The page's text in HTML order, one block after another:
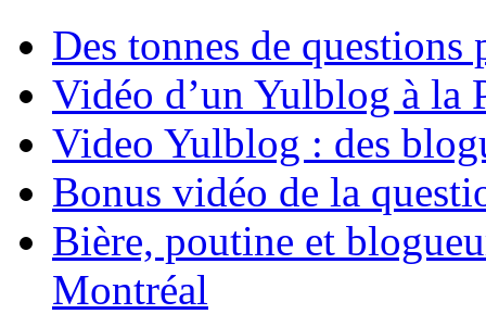
Des tonnes de
Vidéo d’un Yulblog à la
Video Yulblog : des
Bonus vidéo de la
Bière, poutine et
Montréal